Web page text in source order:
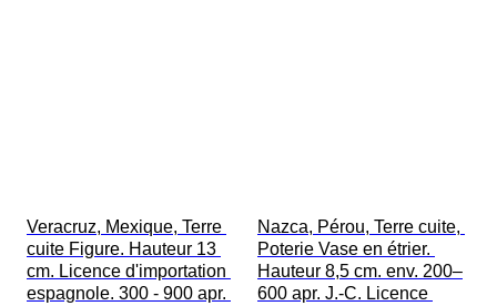
Veracruz, Mexique, Terre
cuite Figure. Hauteur 13
cm. Licence d'importation
espagnole. 300 - 900 apr.
Nazca, Pérou, Terre cuite,
Poterie Vase en étrier.
Hauteur 8,5 cm. env. 200–
600 apr. J.-C. Licence